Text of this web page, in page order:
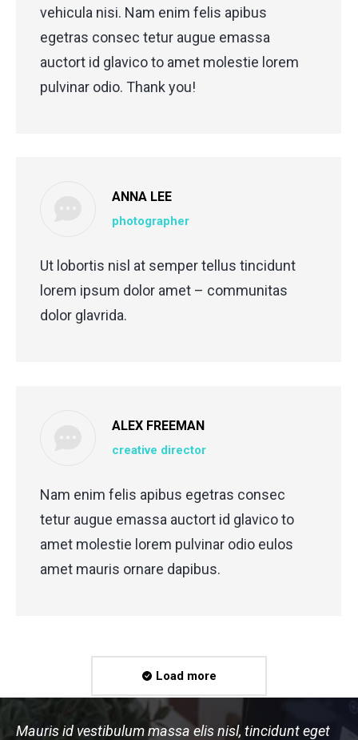
vehicula nisi. Nam enim felis apibus
egetras consec tetur augue emassa
auctort id glavico to amet molestie lorem
pulvinar odio. Thank you!
ANNA LEE
photographer
Ut lobortis nisl at semper tellus tincidunt
lorem ipsum dolor amet – communitas
dolor glavrida.
ALEX FREEMAN
creative director
Nam enim felis apibus egetras consec
tetur augue emassa auctort id glavico to
amet molestie lorem pulvinar odio eulos
amet mauris ornare dapibus.
Load more
Mauris id vestibulum massa elis nisl, tincidunt eget